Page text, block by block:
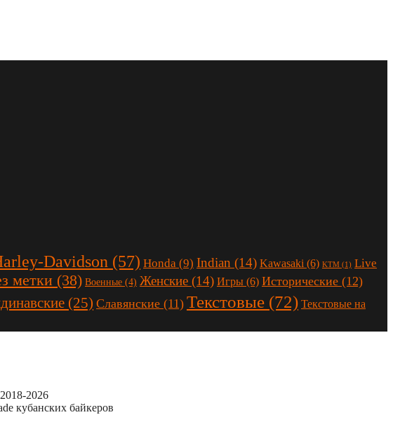
Davidson (57) Honda (9) Indian (14) Kawasaki (6) KTM (1) Live
метки (38) Военные (4) Женские (14) Игры (6) Исторические (12)
(25) Славянские (11) Текстовые (72) Текстовые на
2026
кубанских байкеров